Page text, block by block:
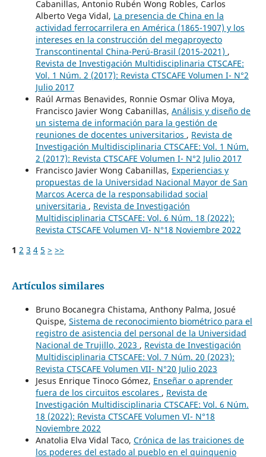
Cabanillas, Antonio Rubén Wong Robles, Carlos
Alberto Vega Vidal, La presencia de China en la
actividad ferrocarrilera en América (1865-1907) y los
intereses en la construcción del megaproyecto
Transcontinental China-Perú-Brasil (2015-2021) ,
Revista de Investigación Multidisciplinaria CTSCAFE:
Vol. 1 Núm. 2 (2017): Revista CTSCAFE Volumen I- N°2
Julio 2017
Raúl Armas Benavides, Ronnie Osmar Oliva Moya,
Francisco Javier Wong Cabanillas, Análisis y diseño de
un sistema de información para la gestión de
reuniones de docentes universitarios , Revista de
Investigación Multidisciplinaria CTSCAFE: Vol. 1 Núm.
2 (2017): Revista CTSCAFE Volumen I- N°2 Julio 2017
Francisco Javier Wong Cabanillas, Experiencias y
propuestas de la Universidad Nacional Mayor de San
Marcos Acerca de la responsabilidad social
universitaria , Revista de Investigación
Multidisciplinaria CTSCAFE: Vol. 6 Núm. 18 (2022):
Revista CTSCAFE Volumen VI- N°18 Noviembre 2022
1 2 3 4 5 > >>
Artículos similares
Bruno Bocanegra Chistama, Anthony Palma, Josué
Quispe, Sistema de reconocimiento biométrico para el
registro de asistencia del personal de la Universidad
Nacional de Trujillo, 2023 , Revista de Investigación
Multidisciplinaria CTSCAFE: Vol. 7 Núm. 20 (2023):
Revista CTSCAFE Volumen VII- N°20 Julio 2023
Jesus Enrique Tinoco Gómez, Enseñar o aprender
fuera de los circuitos escolares , Revista de
Investigación Multidisciplinaria CTSCAFE: Vol. 6 Núm.
18 (2022): Revista CTSCAFE Volumen VI- N°18
Noviembre 2022
Anatolia Elva Vidal Taco, Crónica de las traiciones de
los poderes del estado al pueblo en el quinquenio